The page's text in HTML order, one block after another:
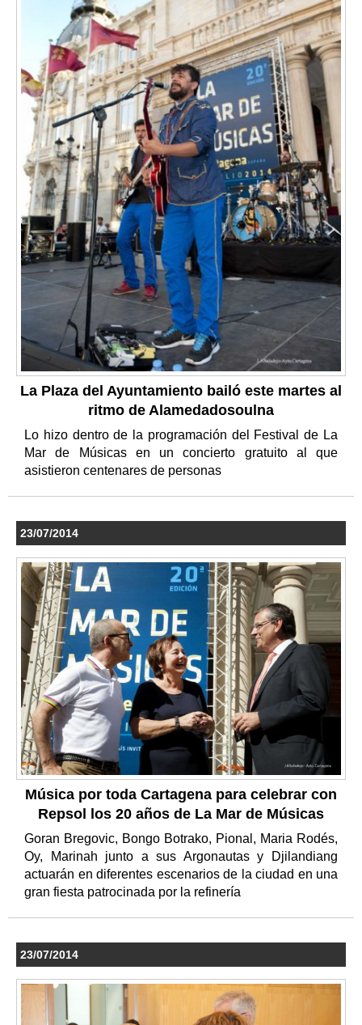
La Plaza del Ayuntamiento bailó este martes al
ritmo de Alamedadosoulna
Lo hizo dentro de la programación del Festival de La
Mar de Músicas en un concierto gratuito al que
asistieron centenares de personas
23/07/2014
Música por toda Cartagena para celebrar con
Repsol los 20 años de La Mar de Músicas
Goran Bregovic, Bongo Botrako, Pional, Maria Rodés,
Oy, Marinah junto a sus Argonautas y Djilandiang
actuarán en diferentes escenarios de la ciudad en una
gran fiesta patrocinada por la refinería
23/07/2014